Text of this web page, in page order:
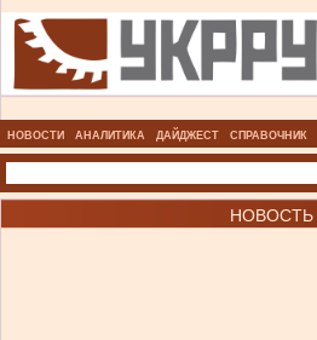
НОВОСТИ АНАЛИТИКА ДАЙДЖЕСТ СПРАВОЧНИК
НОВОСТЬ